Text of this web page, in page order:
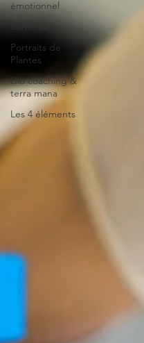
émotionnel
Sommeil
Portraits de
Plantes
Lilo coaching &
terra mana
Les 4 éléments